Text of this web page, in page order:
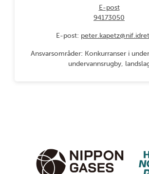
E-post
94173050
E-post:
Ansvarsområder: Konkurranser i
undervannsrugby,